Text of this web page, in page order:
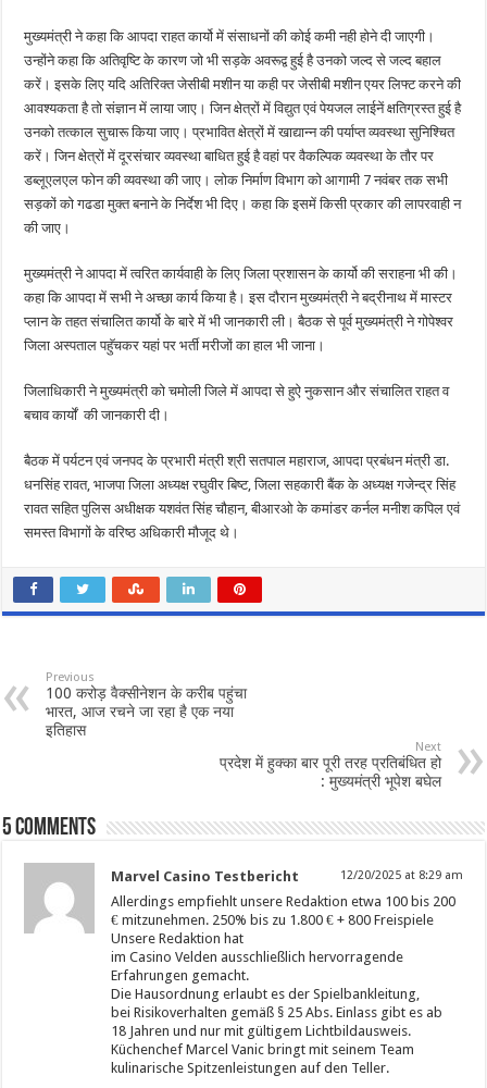
मुख्यमंत्री ने कहा कि आपदा राहत कार्यो में संसाधनों की कोई कमी नही होने दी जाएगी।
उन्होंने कहा कि अतिवृष्टि के कारण जो भी सड़के अवरूद्व हुई है उनको जल्द से जल्द बहाल
करें। इसके लिए यदि अतिरिक्त जेसीबी मशीन या कही पर जेसीबी मशीन एयर लिफ्ट करने की
आवश्यकता है तो संज्ञान में लाया जाए। जिन क्षेत्रों में विद्युत एवं पेयजल लाईनें क्षतिग्रस्त हुई है
उनको तत्काल सुचारू किया जाए। प्रभावित क्षेत्रों में खाद्यान्न की पर्याप्त व्यवस्था सुनिश्चित
करें। जिन क्षेत्रों में दूरसंचार व्यवस्था बाधित हुई है वहां पर वैकल्पिक व्यवस्था के तौर पर
डब्लूएलएल फोन की व्यवस्था की जाए। लोक निर्माण विभाग को आगामी 7 नवंबर तक सभी
सड़कों को गढडा मुक्त बनाने के निर्देश भी दिए। कहा कि इसमें किसी प्रकार की लापरवाही न
की जाए।
मुख्यमंत्री ने आपदा में त्वरित कार्यवाही के लिए जिला प्रशासन के कार्यो की सराहना भी की।
कहा कि आपदा में सभी ने अच्छा कार्य किया है। इस दौरान मुख्यमंत्री ने बद्रीनाथ में मास्टर
प्लान के तहत संचालित कार्यो के बारे में भी जानकारी ली। बैठक से पूर्व मुख्यमंत्री ने गोपेश्वर
जिला अस्पताल पहुॅचकर यहां पर भर्ती मरीजों का हाल भी जाना।
जिलाधिकारी ने मुख्यमंत्री को चमोली जिले में आपदा से हुऐ नुकसान और संचालित राहत व
बचाव कार्यों की जानकारी दी।
बैठक में पर्यटन एवं जनपद के प्रभारी मंत्री श्री सतपाल महाराज, आपदा प्रबंधन मंत्री डा.
धनसिंह रावत, भाजपा जिला अध्यक्ष रघुवीर बिष्ट, जिला सहकारी बैंक के अध्यक्ष गजेन्द्र सिंह
रावत सहित पुलिस अधीक्षक यशवंत सिंह चौहान, बीआरओ के कमांडर कर्नल मनीश कपिल एवं
समस्त विभागों के वरिष्ठ अधिकारी मौजूद थे।
Previous
100 करोड़ वैक्‍सीनेशन के करीब पहुंचा
भारत, आज रचने जा रहा है एक नया
इतिहास
Next
प्रदेश में हुक्का बार पूरी तरह प्रतिबंधित हो
: मुख्यमंत्री भूपेश बघेल
5 comments
Marvel Casino Testbericht 12/20/2025 at 8:29 am
Allerdings empfiehlt unsere Redaktion etwa 100 bis 200
€ mitzunehmen. 250% bis zu 1.800 € + 800 Freispiele
Unsere Redaktion hat
im Casino Velden ausschließlich hervorragende
Erfahrungen gemacht.
Die Hausordnung erlaubt es der Spielbankleitung,
bei Risiko­verhalten gemäß § 25 Abs. Einlass gibt es ab
18 Jahren und nur mit gültigem Lichtbildausweis.
Küchenchef Marcel Vanic bringt mit seinem Team
kulinarische Spitzenleistungen auf den Teller.